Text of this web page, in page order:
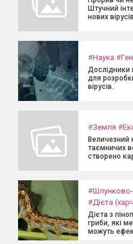
Штучний
нових
#Наука #
Дослідники
для
вірусів.
#Земля #
Величезний
таємничих
створено
#
#Дієта
Дієта з
гриби, які
можуть